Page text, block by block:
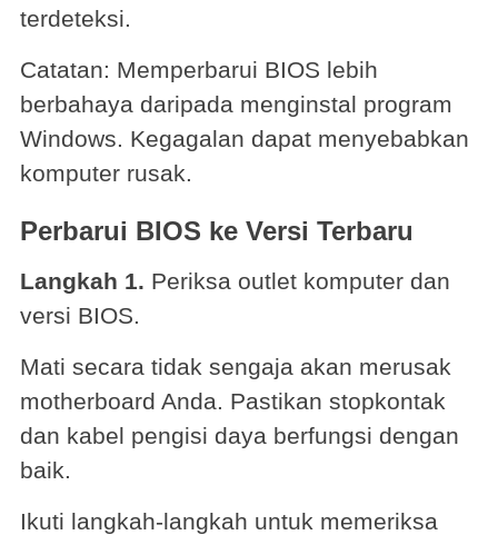
terdeteksi.
Catatan: Memperbarui BIOS lebih
berbahaya daripada menginstal program
Windows. Kegagalan dapat menyebabkan
komputer rusak.
Perbarui BIOS ke Versi Terbaru
Langkah 1. Periksa outlet komputer dan
versi BIOS.
Mati secara tidak sengaja akan merusak
motherboard Anda. Pastikan stopkontak
dan kabel pengisi daya berfungsi dengan
baik.
Ikuti langkah-langkah untuk memeriksa